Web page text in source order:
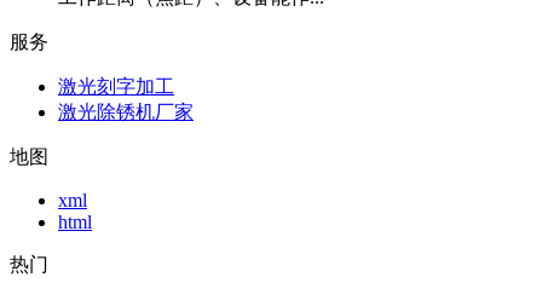
服务
激光刻字加工
激光除锈机厂家
地图
xml
html
热门